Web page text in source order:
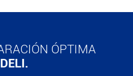
ÓPTIMA